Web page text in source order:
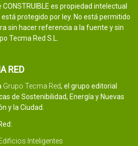
es propiedad intelectual
está protegido por ley. No está permitido
sin hacer referencia a la fuente y sin
Tecma Red S.L.
RED
Grupo Tecma Red, el grupo editorial
de Sostenibilidad, Energía y Nuevas
y la Ciudad.
Inteligentes